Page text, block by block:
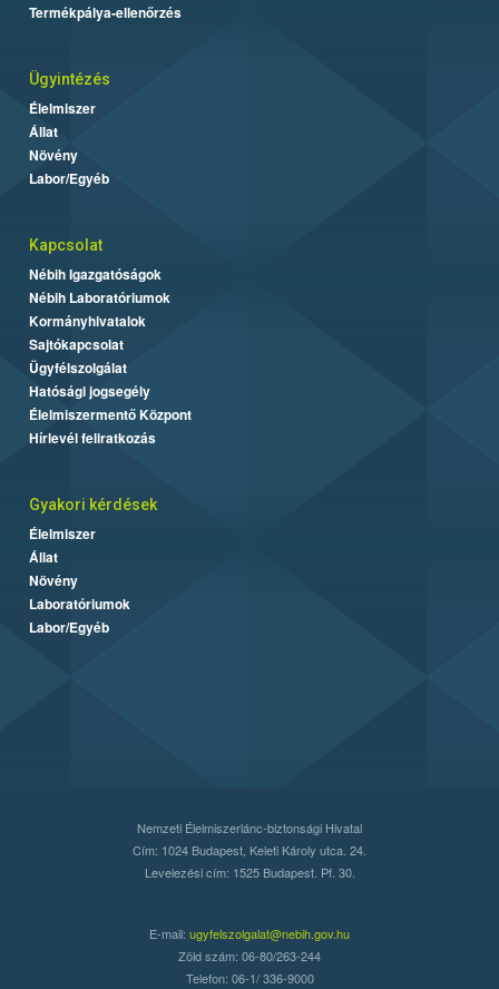
Termékpálya-ellenőrzés
Ügyintézés
Élelmiszer
Állat
Növény
Labor/Egyéb
Kapcsolat
Nébih Igazgatóságok
Nébih Laboratóriumok
Kormányhivatalok
Sajtókapcsolat
Ügyfélszolgálat
Hatósági jogsegély
Élelmiszermentő Központ
Hírlevél feliratkozás
Gyakori kérdések
Élelmiszer
Állat
Növény
Laboratóriumok
Labor/Egyéb
Nemzeti Élelmiszerlánc-biztonsági Hivatal
Cím: 1024 Budapest, Keleti Károly utca. 24.
Levelezési cím: 1525 Budapest. Pf. 30.
E-mail: ugyfelszolgalat@nebih.gov.hu
Zöld szám: 06-80/263-244
Telefon: 06-1/ 336-9000